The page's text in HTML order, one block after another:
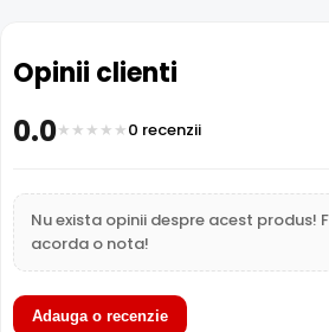
Sub-
Opinii clienti
0.0 0 recenzii
Nu exista opinii despre acest produs!
acorda o nota!
Adauga o recenzie